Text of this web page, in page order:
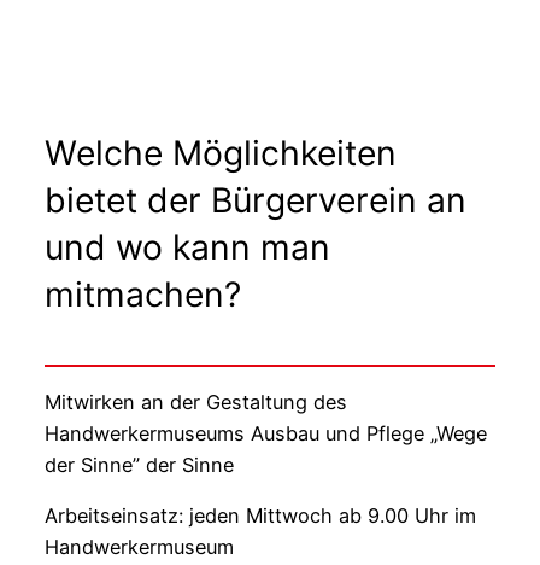
Welche Möglichkeiten
bietet der Bürgerverein an
und wo kann man
mitmachen?
Mitwirken an der Gestaltung des
Handwerkermuseums Ausbau und Pflege „Wege
der Sinne” der Sinne
Arbeitseinsatz: jeden Mittwoch ab 9.00 Uhr im
Handwerkermuseum